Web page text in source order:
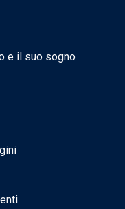
e il suo sogno